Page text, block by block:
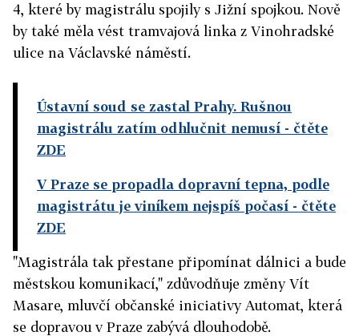
4, které by magistrálu spojily s Jižní spojkou. Nově
by také měla vést tramvajová linka z Vinohradské
ulice na Václavské náměstí.
Ústavní soud se zastal Prahy. Rušnou
magistrálu zatím odhlučnit nemusí - čtěte
ZDE
V Praze se propadla dopravní tepna, podle
magistrátu je viníkem nejspíš počasí - čtěte
ZDE
"Magistrála tak přestane připomínat dálnici a bude
městskou komunikací," zdůvodňuje změny Vít
Masare, mluvčí občanské iniciativy Automat, která
se dopravou v Praze zabývá dlouhodobě.